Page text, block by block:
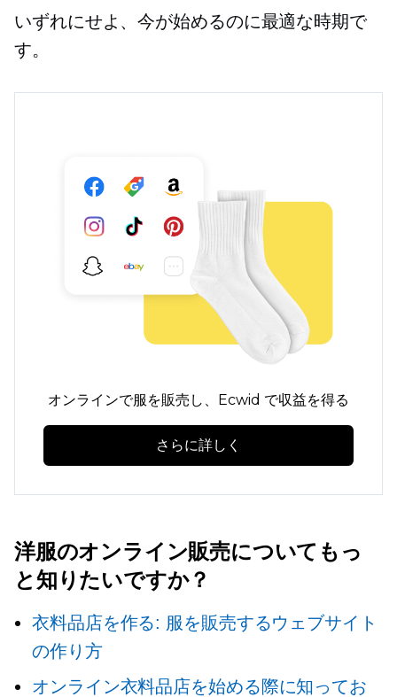
いずれにせよ、今が始めるのに最適な時期で
す。
オンラインで服を販売し、Ecwid で収益を得る
さらに詳しく
洋服のオンライン販売についてもっ
と知りたいですか？
衣料品店を作る: 服を販売するウェブサイト
の作り方
オンライン衣料品店を始める際に知ってお